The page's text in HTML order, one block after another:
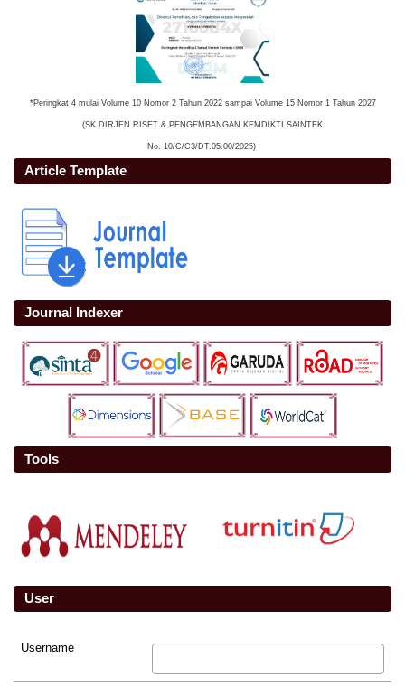
*Peringkat 4 mulai Volume 10 Nomor 2 Tahun 2022 sampai Volume 15 Nomor 1 Tahun 2027
(SK DIRJEN RISET & PENGEMBANGAN KEMDIKTI SAINTEK
No. 10/C/C3/DT.05.00/2025)
Article Template
Journal Indexer
Tools
User
Username